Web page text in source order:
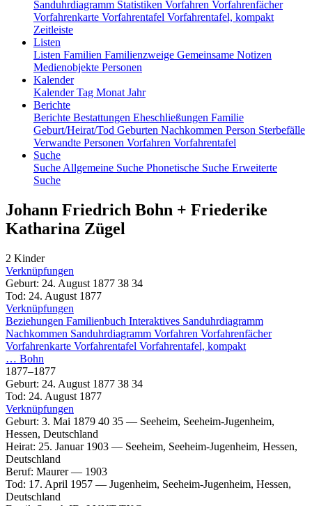
Sanduhrdiagramm Statistiken Vorfahren Vorfahrenfächer
Vorfahrenkarte Vorfahrentafel Vorfahrentafel, kompakt
Zeitleiste
Listen
Listen Familien Familienzweige Gemeinsame Notizen
Medienobjekte Personen
Kalender
KalenderTag Monat Jahr
Berichte
Berichte Bestattungen Eheschließungen Familie
Geburt/Heirat/Tod Geburten Nachkommen Person Sterbefälle
Verwandte Personen Vorfahren Vorfahrentafel
Suche
Suche Allgemeine Suche Phonetische Suche Erweiterte
Suche
Johann Friedrich Bohn + Friederike
Katharina Zügel
2 Kinder
Verknüpfungen
Geburt: 24. August 1877 38 34
Tod: 24. August 1877
Verknüpfungen
Beziehungen Familienbuch Interaktives Sanduhrdiagramm
Nachkommen Sanduhrdiagramm Vorfahren Vorfahrenfächer
Vorfahrenkarte Vorfahrentafel Vorfahrentafel, kompakt
… Bohn
1877–1877
Geburt: 24. August 1877 38 34
Tod: 24. August 1877
Verknüpfungen
Geburt: 3. Mai 1879 40 35 — Seeheim, Seeheim-Jugenheim,
Hessen, Deutschland
Heirat: 25. Januar 1903 — Seeheim, Seeheim-Jugenheim, Hessen,
Deutschland
Beruf: Maurer— 1903
Tod: 17. April 1957 — Jugenheim, Seeheim-Jugenheim, Hessen,
Deutschland